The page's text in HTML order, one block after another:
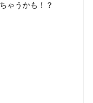
ゃうかも！？